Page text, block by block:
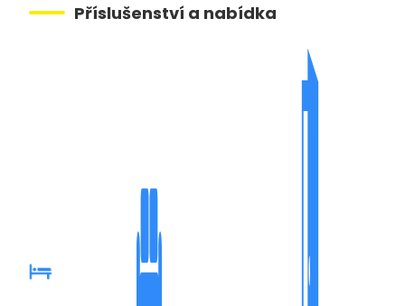
Příslušenství a nabídka